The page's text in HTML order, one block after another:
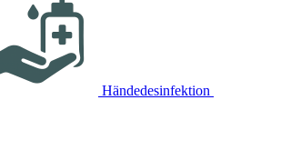
Händedesinfektion